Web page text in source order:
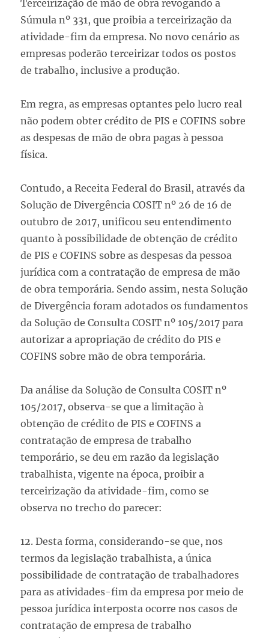
Terceirização de mão de obra revogando a
Súmula nº 331, que proibia a terceirização da
atividade-fim da empresa. No novo cenário as
empresas poderão terceirizar todos os postos
de trabalho, inclusive a produção.
Em regra, as empresas optantes pelo lucro real
não podem obter crédito de PIS e COFINS sobre
as despesas de mão de obra pagas à pessoa
física.
Contudo, a Receita Federal do Brasil, através da
Solução de Divergência COSIT nº 26 de 16 de
outubro de 2017, unificou seu entendimento
quanto à possibilidade de obtenção de crédito
de PIS e COFINS sobre as despesas da pessoa
jurídica com a contratação de empresa de mão
de obra temporária. Sendo assim, nesta Solução
de Divergência foram adotados os fundamentos
da Solução de Consulta COSIT nº 105/2017 para
autorizar a apropriação de crédito do PIS e
COFINS sobre mão de obra temporária.
Da análise da Solução de Consulta COSIT nº
105/2017, observa-se que a limitação à
obtenção de crédito de PIS e COFINS a
contratação de empresa de trabalho
temporário, se deu em razão da legislação
trabalhista, vigente na época, proibir a
terceirização da atividade-fim, como se
observa no trecho do parecer:
12. Desta forma, considerando-se que, nos
termos da legislação trabalhista, a única
possibilidade de contratação de trabalhadores
para as atividades-fim da empresa por meio de
pessoa jurídica interposta ocorre nos casos de
contratação de empresa de trabalho